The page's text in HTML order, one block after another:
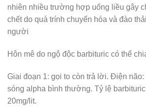
nhiên nhiều trường hợp uống liều gây
chết do quá trính chuyển hóa và đào
người
Hôn mê do ngộ độc barbituric có thể
Giai đoạn 1: gọi to còn trả lời. Điện
sóng alpha bình thường. Tỷ lệ
20mg/lit.